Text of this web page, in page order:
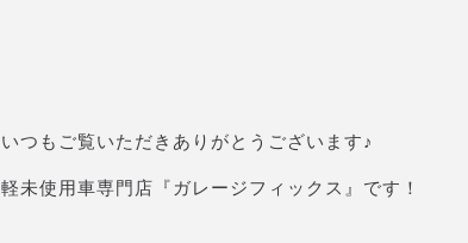
いつもご覧いただきありがとうございます♪
軽未使用車専門店『ガレージフィックス』です！